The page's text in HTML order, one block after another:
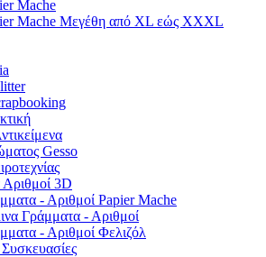
Mache
Mache Μεγέθη από XL εώς XXXL
Gesso
3D
- Αριθμοί Papier Mache
Γράμματα - Αριθμοί
- Αριθμοί Φελιζόλ
Συσκευασίες